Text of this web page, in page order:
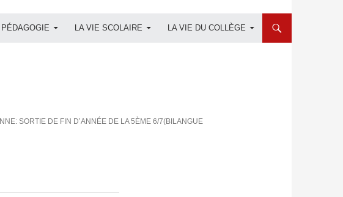
PÉDAGOGIE LA VIE SCOLAIRE LA VIE DU COLLÈGE
SORTIE DE FIN D’ANNÉE DE LA 5ÈME 6/7(BILANGUE